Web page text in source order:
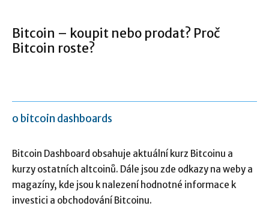
Bitcoin – koupit nebo prodat? Proč
Bitcoin roste?
o bitcoin dashboards
Bitcoin Dashboard obsahuje aktuální kurz Bitcoinu a
kurzy ostatních altcoinů. Dále jsou zde odkazy na weby a
magazíny, kde jsou k nalezení hodnotné informace k
investici a obchodování Bitcoinu.